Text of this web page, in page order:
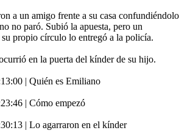
a un amigo frente a su casa confundiéndolo
no paró. Subió la apuesta, pero un
propio círculo lo entregó a la policía.
en la puerta del kínder de su hijo.
| Quién es Emiliano
| Cómo empezó
| Lo agarraron en el kínder